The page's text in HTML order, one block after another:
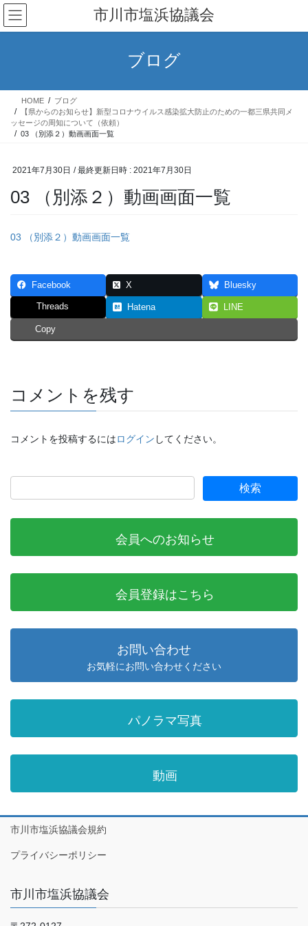
コ
ン
テ
ス
ナ
ビ
ゲ
ン
市川市塩浜協議会
ブログ
HOME
ブログ
【県からのお知らせ】新型コロナウイルス感染拡大防止のための一都三県共同メ
ッセージの周知について（依頼）
03 （別添２）動画画面一覧
2021年7月30日 / 最終更新日時 : 2021年7月30日
03 （別添２）動画画面一覧
03 （別添２）動画画面一覧
Facebook X Bluesky
Threads Hatena LINE
Copy
コメントを残す
コメントを投稿するにはログイン してください。
会員へのお知らせ
会員登録はこちら
お問い合わせ
お気軽にお問い合わせください
パノラマ写真
動画
市川市塩浜協議会規約
プライバシーポリシー
市川市塩浜協議会